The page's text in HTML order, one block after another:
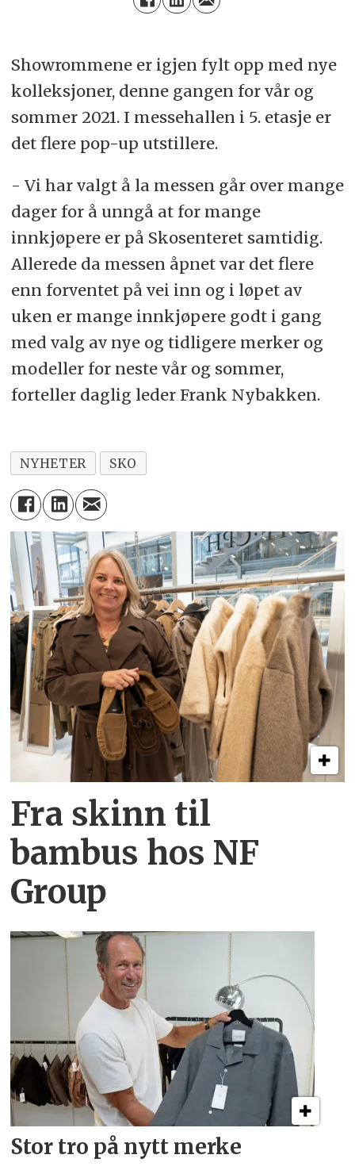
Showrommene er igjen fylt opp med nye
kolleksjoner, denne gangen for vår og
sommer 2021. I messehallen i 5. etasje er
det flere pop-up utstillere.
- Vi har valgt å la messen går over mange
dager for å unngå at for mange
innkjøpere er på Skosenteret samtidig.
Allerede da messen åpnet var det flere
enn forventet på vei inn og i løpet av
uken er mange innkjøpere godt i gang
med valg av nye og tidligere merker og
modeller for neste vår og sommer,
forteller daglig leder Frank Nybakken.
NYHETER SKO
Fra skinn til
bambus hos NF
Group
Stor tro på nytt merke